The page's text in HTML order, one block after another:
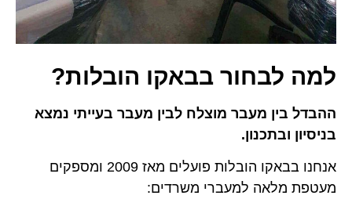
למה לבחור בבאקו הובלות?
ההבדל בין מעבר מוצלח לבין מעבר בעייתי נמצא
בניסיון ובתכנון.
אנחנו בבאקו הובלות פועלים מאז 2009 ומספקים
מעטפת מלאה למעברי משרדים: